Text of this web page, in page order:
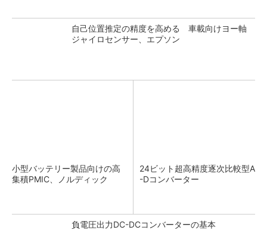
自己位置推定の精度を高める 車載向けヨー軸
ジャイロセンサー、エプソン
小型バッテリー製品向けの高
集積PMIC、ノルディック
24ビット超高精度逐次比較型A
-Dコンバーター
負電圧出力DC-DCコンバーターの基本